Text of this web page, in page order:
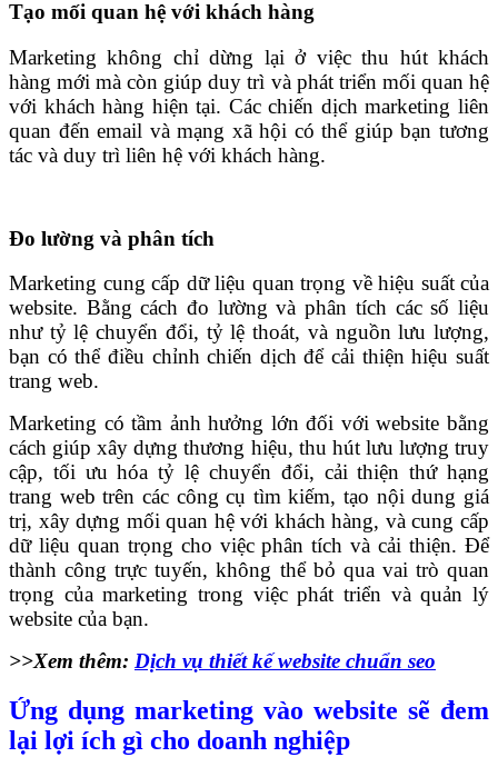
Tạo mối quan hệ với khách hàng
Marketing không chỉ dừng lại ở việc thu hút khách
hàng mới mà còn giúp duy trì và phát triển mối quan hệ
với khách hàng hiện tại. Các chiến dịch marketing liên
quan đến email và mạng xã hội có thể giúp bạn tương
tác và duy trì liên hệ với khách hàng.
Đo lường và phân tích
Marketing cung cấp dữ liệu quan trọng về hiệu suất của
website. Bằng cách đo lường và phân tích các số liệu
như tỷ lệ chuyển đổi, tỷ lệ thoát, và nguồn lưu lượng,
bạn có thể điều chỉnh chiến dịch để cải thiện hiệu suất
trang web.
Marketing có tầm ảnh hưởng lớn đối với website bằng
cách giúp xây dựng thương hiệu, thu hút lưu lượng truy
cập, tối ưu hóa tỷ lệ chuyển đổi, cải thiện thứ hạng
trang web trên các công cụ tìm kiếm, tạo nội dung giá
trị, xây dựng mối quan hệ với khách hàng, và cung cấp
dữ liệu quan trọng cho việc phân tích và cải thiện. Để
thành công trực tuyến, không thể bỏ qua vai trò quan
trọng của marketing trong việc phát triển và quản lý
website của bạn.
>>Xem thêm: Dịch vụ thiết kế website chuẩn seo
Ứng dụng marketing vào website sẽ đem
lại lợi ích gì cho doanh nghiệp